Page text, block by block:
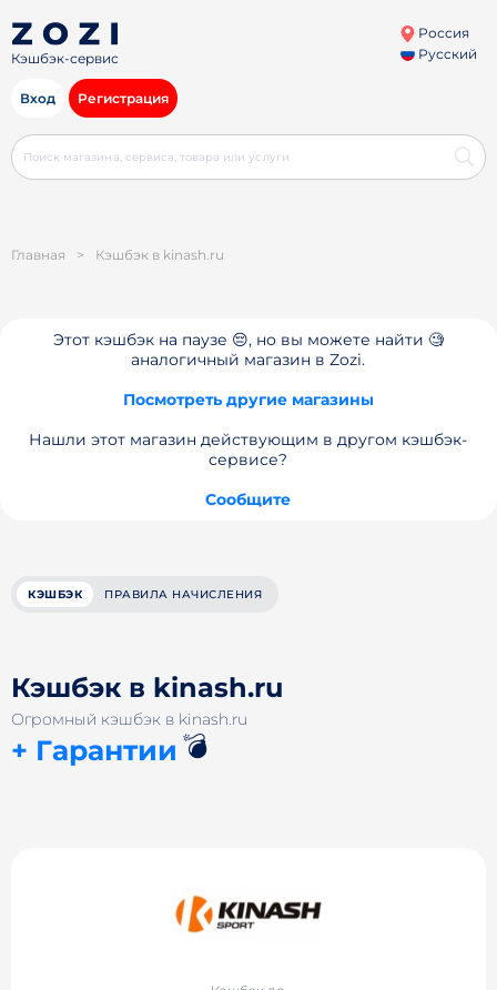
Кэшбэк-сервис
Россия
Русский
Вход Регистрация
Главная > Кэшбэк в kinash.ru
Этот кэшбэк на паузе 😔, но вы можете найти 🧐
аналогичный магазин в Zozi.
Посмотреть другие магазины
Нашли этот магазин действующим в другом кэшбэк-
сервисе?
Сообщите
КЭШБЭК ПРАВИЛА НАЧИСЛЕНИЯ
Кэшбэк в kinash.ru
Огромный кэшбэк в kinash.ru
+ Гарантии 💣